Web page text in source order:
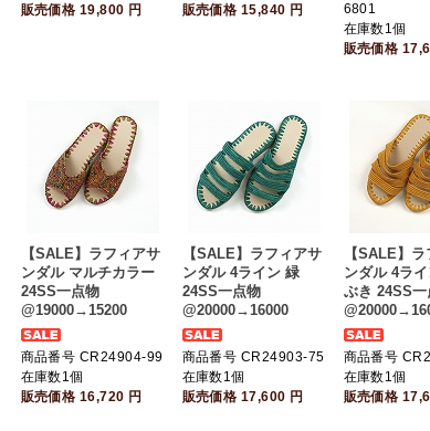
販売価格 19,800 円
販売価格 15,840 円
6801
在庫数1個
販売価格
【SALE】ラフィアサ
ンダル マルチカラー
24SS一点物
@19000→15200
商品番号 CR24904-99
在庫数1個
販売価格 16,720 円
【SALE】ラフィアサ
ンダル 4ライン 緑
24SS一点物
@20000→16000
商品番号 CR24903-75
在庫数1個
販売価格 17,600 円
【SALE】
ンダル 4ラ
ぶき 24SS一
商品番号
在庫数1個
販売価格